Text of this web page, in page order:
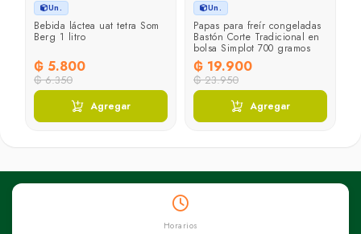
Un.
Bebida láctea uat tetra Som
Berg 1 litro
₲ 5.800
₲ 6.350
Agregar
Un.
Papas para freír congeladas
Bastón Corte Tradicional en
bolsa Simplot 700 gramos
₲ 19.900
₲ 23.950
Agregar
Horarios